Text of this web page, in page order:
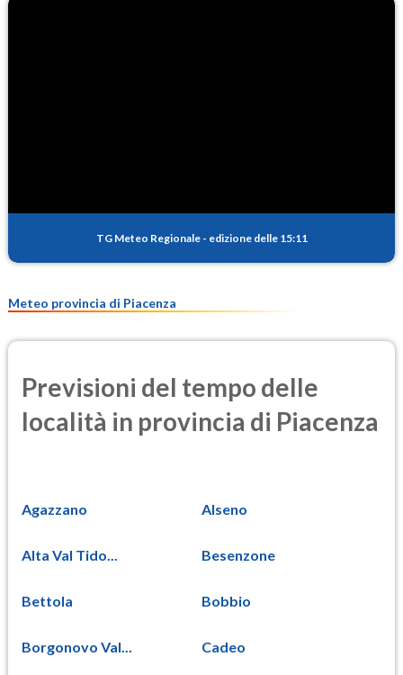
TG Meteo Regionale - edizione delle 15:11
Meteo provincia di Piacenza
Previsioni del tempo delle
località in provincia di Piacenza
Agazzano Alseno
Alta Val Tido... Besenzone
Bettola Bobbio
Borgonovo Val... Cadeo